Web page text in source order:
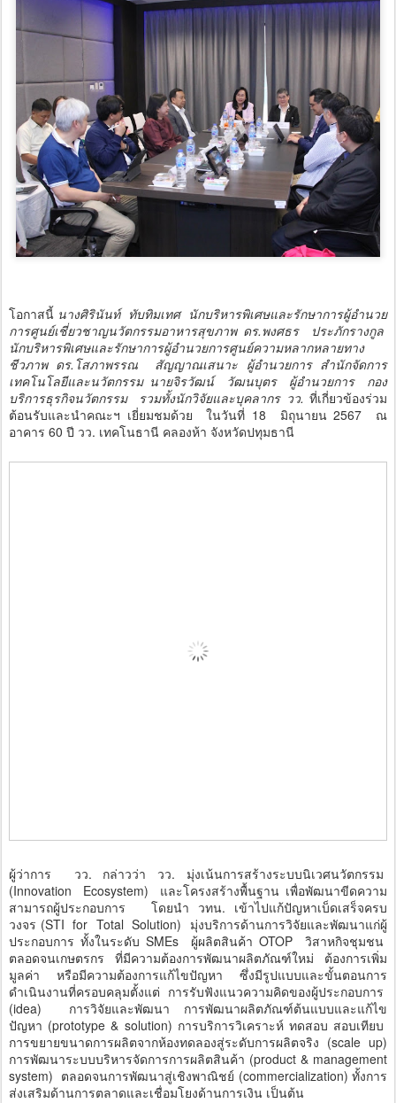
โอกาสนี้ นางศิรินันท์ ทับทิมเทศ นักบริหารพิเศษและรักษาการผู้อำนวย
การศูนย์เชี่ยวชาญนวัตกรรมอาหารสุขภาพ ดร.พงศธร ประภักรางกูล
นักบริหารพิเศษและรักษาการผู้อำนวยการศูนย์ความหลากหลายทาง
ชีวภาพ ดร.โสภาพรรณ สัญญาณเสนาะ ผู้อำนวยการ สำนักจัดการ
เทคโนโลยีและนวัตกรรม นายจิรวัฒน์ วัฒนบุตร ผู้อำนวยการ กอง
บริการธุรกิจนวัตกรรม รวมทั้งนักวิจัยและบุคลากร วว. ที่เกี่ยวข้องร่วม
ต้อนรับและนำคณะฯ เยี่ยมชมด้วย ในวันที่ 18 มิถุนายน 2567 ณ
อาคาร 60 ปี วว. เทคโนธานี คลองห้า จังหวัดปทุมธานี
ผู้ว่าการ วว. กล่าวว่า วว. มุ่งเน้นการสร้างระบบนิเวศนวัตกรรม
(Innovation Ecosystem) และโครงสร้างพื้นฐาน เพื่อพัฒนาขีดความ
สามารถผู้ประกอบการ โดยนำ วทน. เข้าไปแก้ปัญหาเบ็ดเสร็จครบ
วงจร (STI for Total Solution) มุ่งบริการด้านการวิจัยและพัฒนาแก่ผู้
ประกอบการ ทั้งในระดับ SMEs ผู้ผลิตสินค้า OTOP วิสาหกิจชุมชน
ตลอดจนเกษตรกร ที่มีความต้องการพัฒนาผลิตภัณฑ์ใหม่ ต้องการเพิ่ม
มูลค่า หรือมีความต้องการแก้ไขปัญหา ซึ่งมีรูปแบบและขั้นตอนการ
ดำเนินงานที่ครอบคลุมตั้งแต่ การรับฟังแนวความคิดของผู้ประกอบการ
(idea) การวิจัยและพัฒนา การพัฒนาผลิตภัณฑ์ต้นแบบและแก้ไข
ปัญหา (prototype & solution) การบริการวิเคราะห์ ทดสอบ สอบเทียบ
การขยายขนาดการผลิตจากห้องทดลองสู่ระดับการผลิตจริง (scale up)
การพัฒนาระบบบริหารจัดการการผลิตสินค้า (product & management
system) ตลอดจนการพัฒนาสู่เชิงพาณิชย์ (commercialization) ทั้งการ
ส่งเสริมด้านการตลาดและเชื่อมโยงด้านการเงิน เป็นต้น